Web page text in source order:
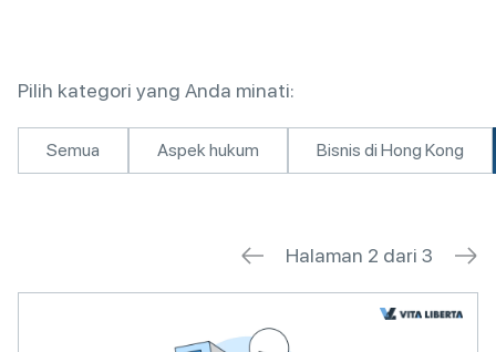
Pilih kategori yang Anda minati:
Semua Aspek hukum Bisnis di Hong Kong
Halaman 2 dari 3